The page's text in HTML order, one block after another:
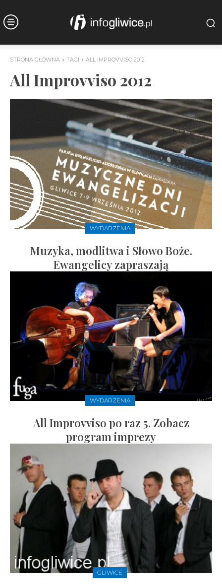
STRONA GŁÓWNA TAGI ALL IMPROVVISO 2012
All Improvviso 2012
WYDARZENIA
Muzyka, modlitwa i Słowo Boże.
Ewangelicy zapraszają
WYDARZENIA
All Improvviso po raz 5. Zobacz
program imprezy
GLIWICE